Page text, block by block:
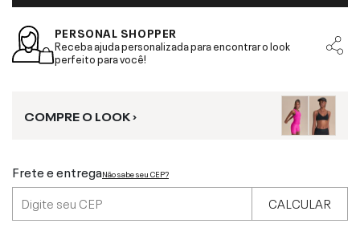
PERSONAL SHOPPER
Receba ajuda personalizada para encontrar o look
perfeito para você!
COMPRE O LOOK ›
Frete e entregaNão sabe seu CEP?
CALCULAR